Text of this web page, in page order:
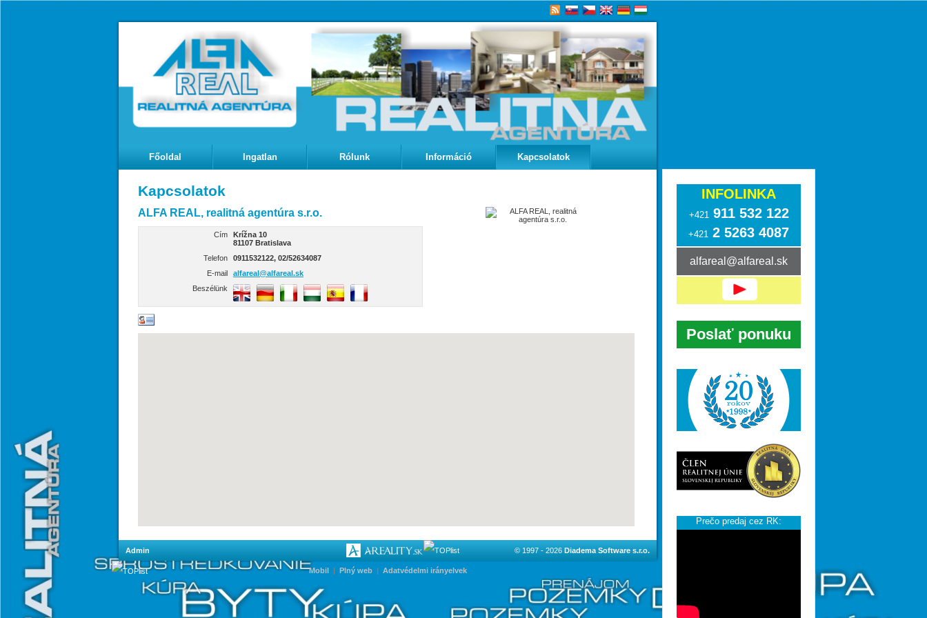
Főoldal Ingatlan Rólunk Információ Kapcsolatok
Kapcsolatok
ALFA REAL, realitná agentúra s.r.o.
Cím
Krížna 10
81107 Bratislava
Telefon
0911532122, 02/52634087
E-mail
alfareal@alfareal.sk
Beszélünk
INFOLINKA
+421 911 532 122
+421 2 5263 4087
alfareal@alfareal.sk
Poslať ponuku
Prečo predaj cez RK:
Admin © 1997 - 2026 Diadema Software s.r.o.
Mobil| Plný web| Adatvédelmi irányelvek